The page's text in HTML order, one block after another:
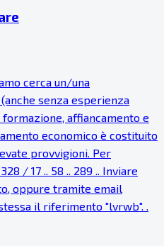
cerca un/una
senza esperienza
affiancamento e
economico è costituito
provvigioni. Per
/ 17 .. 58 .. 289 .. Inviare
oppure tramite email
il riferimento "lvrwb". .